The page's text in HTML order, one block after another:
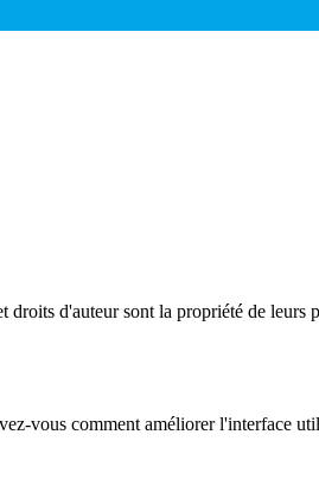
d'auteur sont la propriété de leurs
vous comment améliorer l'interface